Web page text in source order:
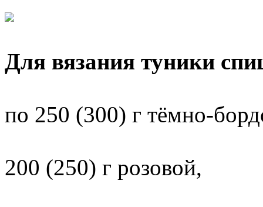
Для вязания туники
по 250 (300) г тёмно-
200 (250) г розовой,